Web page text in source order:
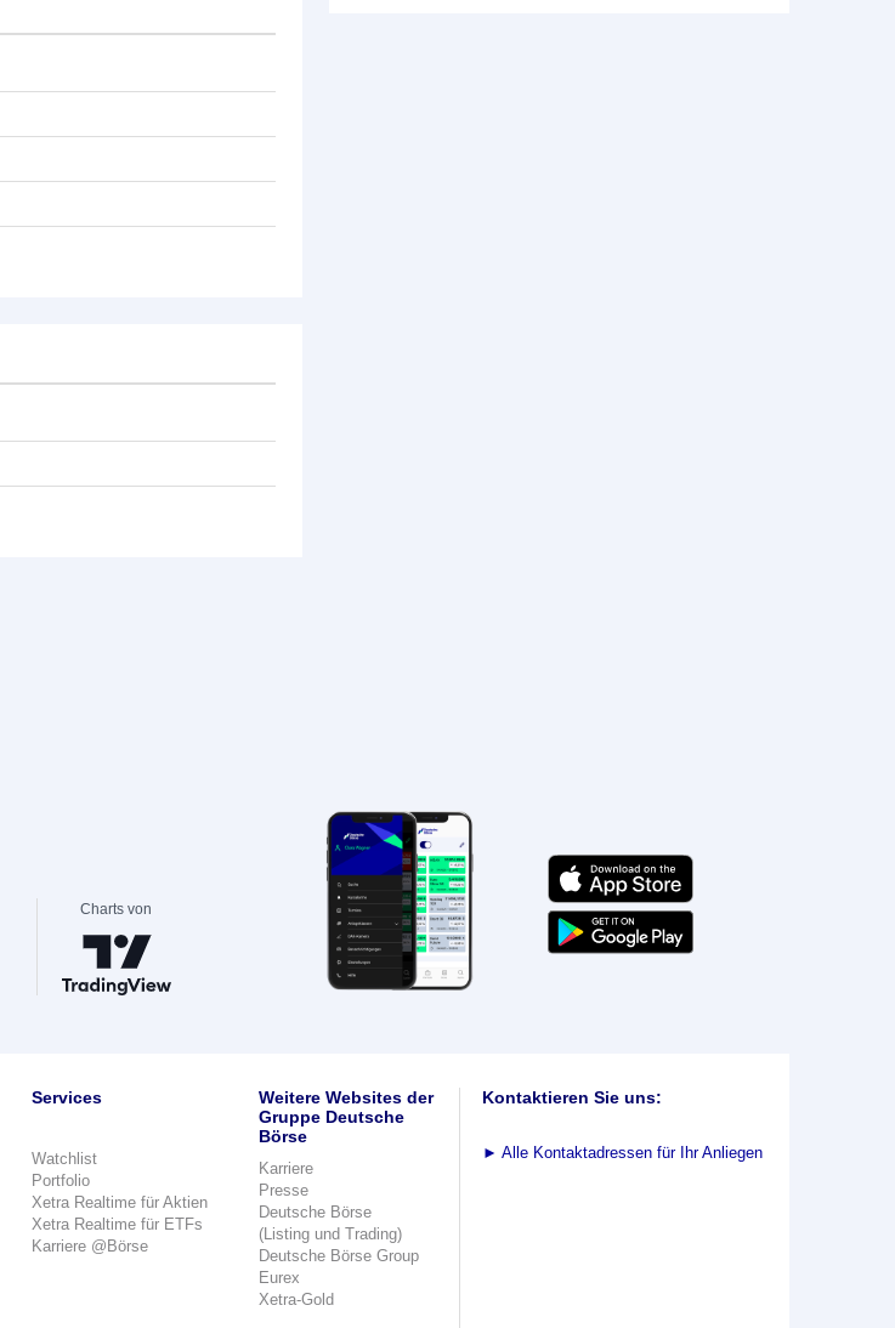
Charts von
Services
Watchlist
Portfolio
Xetra Realtime für Aktien
Xetra Realtime für ETFs
Karriere @Börse
Weitere Websites der
Gruppe Deutsche
Börse
Karriere
Presse
Deutsche Börse
(Listing und Trading)
Deutsche Börse Group
Eurex
Xetra-Gold
Kontaktieren Sie uns:
► Alle Kontaktadressen für Ihr Anliegen